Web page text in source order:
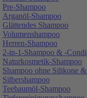
Pre-Shampoo
Arganöl-Shampoo
Glättendes Shampoo
Volumenshampoo
Herren-Shampoo
2-in-1-Shampoo & -
Naturkosmetik-Shampoo
Shampoo ohne Silikone
Silbershampoo
Teebaumöl-Shampoo